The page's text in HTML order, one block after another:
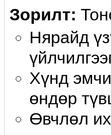
Зорилт:
Нярайд
Xүнд
өндөр
Өвчлөл